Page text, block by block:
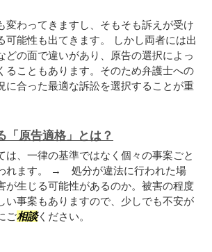
変わってきますし、そもそも訴えが受け
可能性も出てきます。 しかし両者には出
どの面で違いがあり、原告の選択によっ
ることもあります。そのため弁護士への
に合った最適な訴訟を選択することが重
「原告適格」とは？
は、一律の基準ではなく個々の事案ごと
れます。 → 処分が違法に行われた場
が生じる可能性があるのか。被害の程度
い事案もありますので、少しでも不安が
ご相談ください。